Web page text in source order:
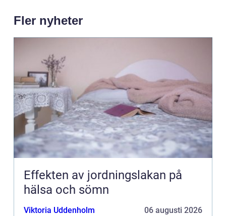
Fler nyheter
Effekten av jordningslakan på
hälsa och sömn
Viktoria Uddenholm 06 augusti 2026